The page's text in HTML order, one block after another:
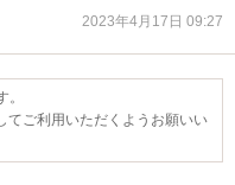
2023年4月17日 09:27
てご利用いただくようお願いい